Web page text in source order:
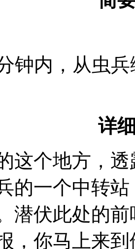
内，从虫兵
详
个地方，透
的一个中转
潜伏此处的
，你马上来